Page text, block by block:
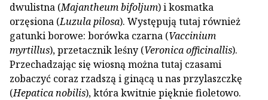
dwulistna (Majantheum bifoljum) i kosmatka
orzęsiona (Luzula pilosa). Występują tutaj również
gatunki borowe: borówka czarna (Vaccinium
myrtillus), przetacznik leśny (Veronica officinallis).
Przechadzając się wiosną można tutaj czasami
zobaczyć coraz rzadszą i ginącą u nas przylaszczkę
(Hepatica nobilis), która kwitnie pięknie fioletowo.